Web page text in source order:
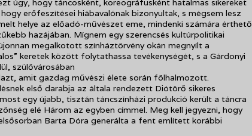
úgy, hogy táncosként, koreográfusként hatalmas sikereket
erőfeszítései hiábavalónak bizonyultak, s mégsem lesz
helye az előadó-művészet eme, mindenki számára érthető
hazájában. Mígnem egy szerencsés kultúrpolitikai
megalkotott színháztörvény okán megnyílt a
keretek között folytathassa tevékenységét, s a Gárdonyi
szülővárosában
amit gazdag művészi élete során fölhalmozott.
első darabja az általa rendezett Diótörő sikeres
egy újabb, tisztán táncszínházi produkció került a táncra
elé Három az egyben címmel. Meg kell jegyezni, hogy
Barta Dóra generálta a fent említett korábbi